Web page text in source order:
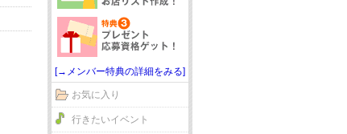
[→メンバー特典の詳細をみる]
お気に入り
行きたいイベント